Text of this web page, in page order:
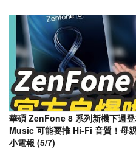
華碩 ZenFone 8 系列新機下週
Music 可能要推 Hi-Fi 音質！母
小電報 (5/7)